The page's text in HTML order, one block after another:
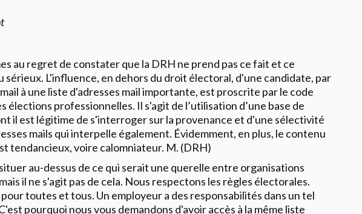
au regret de constater que la DRH ne prend pas ce fait et ce
sérieux. L'influence, en dehors du droit électoral, d'une candidate, par
à une liste d'adresses mail importante, est proscrite par le code
élections professionnelles. Il s'agit de l’utilisation d’une base de
il est légitime de s'interroger sur la provenance et d'une sélectivité
mails qui interpelle également. Évidemment, en plus, le contenu
tendancieux, voire calomniateur. M. (DRH)
au-dessus de ce qui serait une querelle entre organisations
il ne s'agit pas de cela. Nous respectons les règles électorales.
toutes et tous. Un employeur a des responsabilités dans un tel
pourquoi nous vous demandons d'avoir accès à la même liste